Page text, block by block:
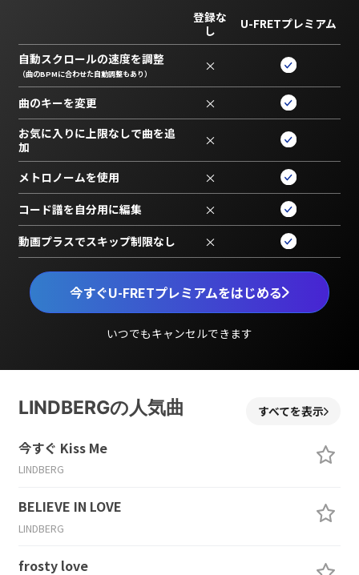
今すぐU-FRETプレミアムをはじめる
いつでもキャンセルできます
登録な
し
U-FRETプレミアム
自動スクロールの速度を調整
（曲のBPMに合わせた自動調整もあり） ×
曲のキーを変更 ×
お気に入りに上限なしで曲を追
加
×
メトロノームを使用 ×
コード譜を自分用に編集 ×
動画プラスでスキップ制限なし ×
LINDBERGの人気曲 すべてを表示
今すぐ Kiss Me
LINDBERG
BELIEVE IN LOVE
LINDBERG
frosty love